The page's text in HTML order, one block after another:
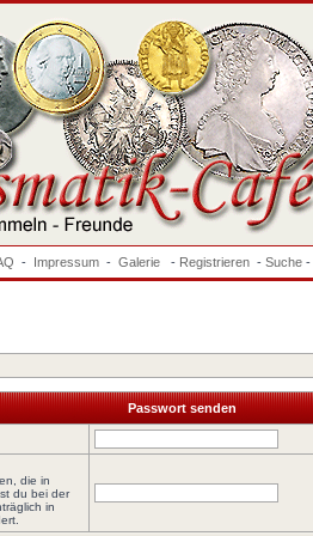
- Impressum - Galerie - Registrieren - Suche -
Passwort senden
die in
du bei der
in